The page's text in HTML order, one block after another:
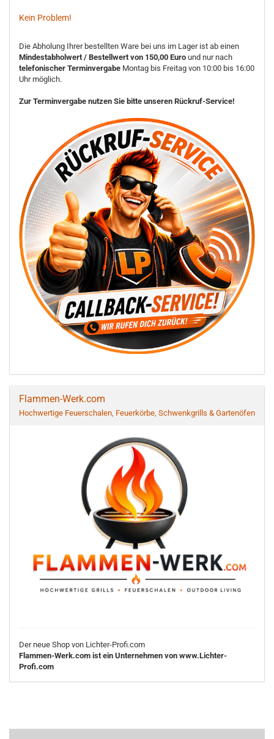
Kein Problem!
Die Abholung Ihrer bestellten Ware bei uns im Lager ist ab einen
Mindestabholwert / Bestellwert von 150,00 Euro und nur nach
telefonischer Terminvergabe Montag bis Freitag von 10:00 bis 16:00
Uhr möglich.
Zur Terminvergabe nutzen Sie bitte unseren Rückruf-Service!
Flammen-Werk.com
Hochwertige Feuerschalen, Feuerkörbe, Schwenkgrills & Gartenöfen
Der neue Shop von Lichter-Profi.com
Flammen-Werk.com ist ein Unternehmen von www.Lichter-
Profi.com